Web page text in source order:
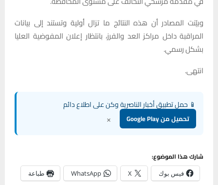
وبيّنت المصادر أن هذه النتائج ما تزال أولية وتستند إلى بيانات
المراقبة داخل مراكز العد والفرز، بانتظار إعلان المفوضية العليا
بشكل رسمي.
انتهى.
📱 حمل تطبيق أخبار الناصرية وكن على اطلاع دائم
تحميل من Google Play ×
شارك هذا الموضوع:
فيس بوك X
WhatsApp طباعة